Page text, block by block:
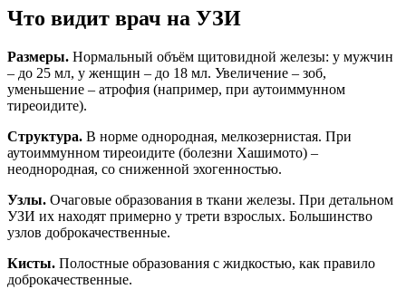
Что видит врач на УЗИ
Размеры. Нормальный объём щитовидной железы: у мужчин
– до 25 мл, у женщин – до 18 мл. Увеличение – зоб,
уменьшение – атрофия (например, при аутоиммунном
тиреоидите).
Структура. В норме однородная, мелкозернистая. При
аутоиммунном тиреоидите (болезни Хашимото) –
неоднородная, со сниженной эхогенностью.
Узлы. Очаговые образования в ткани железы. При детальном
УЗИ их находят примерно у трети взрослых. Большинство
узлов доброкачественные.
Кисты. Полостные образования с жидкостью, как правило
доброкачественные.